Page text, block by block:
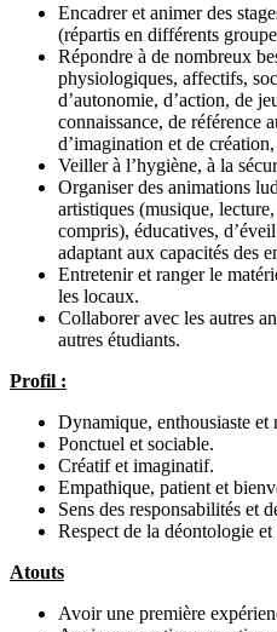
Encadrer et animer des
(répartis en différents
Répondre à de nombreux
physiologiques, affectifs,
d’autonomie, d’action, de
connaissance, de référence
d’imagination et de
Veiller à l’hygiène, à la
Organiser des animations
artistiques (musique,
compris), éducatives,
adaptant aux capacités des
Entretenir et ranger le
les locaux.
Collaborer avec les autres
autres étudiants.
Profil :
Dynamique, enthousiaste et
Ponctuel et sociable.
Créatif et imaginatif.
Empathique, patient et
Sens des responsabilités et
Respect de la déontologie
Atouts
Avoir une première